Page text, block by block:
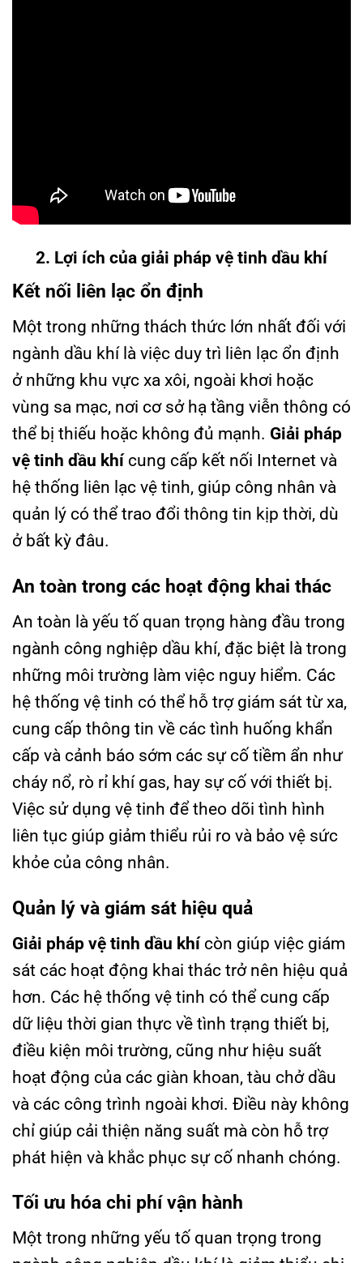
2. Lợi ích của giải pháp vệ tinh dầu khí
Kết nối liên lạc ổn định
Một trong những thách thức lớn nhất đối với
ngành dầu khí là việc duy trì liên lạc ổn định
ở những khu vực xa xôi, ngoài khơi hoặc
vùng sa mạc, nơi cơ sở hạ tầng viễn thông có
thể bị thiếu hoặc không đủ mạnh. Giải pháp
vệ tinh dầu khícung cấp kết nối Internet và
hệ thống liên lạc vệ tinh, giúp công nhân và
quản lý có thể trao đổi thông tin kịp thời, dù
ở bất kỳ đâu.
An toàn trong các hoạt động khai thác
An toàn là yếu tố quan trọng hàng đầu trong
ngành công nghiệp dầu khí, đặc biệt là trong
những môi trường làm việc nguy hiểm. Các
hệ thống vệ tinh có thể hỗ trợ giám sát từ xa,
cung cấp thông tin về các tình huống khẩn
cấp và cảnh báo sớm các sự cố tiềm ẩn như
cháy nổ, rò rỉ khí gas, hay sự cố với thiết bị.
Việc sử dụng vệ tinh để theo dõi tình hình
liên tục giúp giảm thiểu rủi ro và bảo vệ sức
khỏe của công nhân.
Quản lý và giám sát hiệu quả
Giải pháp vệ tinh dầu khícòn giúp việc giám
sát các hoạt động khai thác trở nên hiệu quả
hơn. Các hệ thống vệ tinh có thể cung cấp
dữ liệu thời gian thực về tình trạng thiết bị,
điều kiện môi trường, cũng như hiệu suất
hoạt động của các giàn khoan, tàu chở dầu
và các công trình ngoài khơi. Điều này không
chỉ giúp cải thiện năng suất mà còn hỗ trợ
phát hiện và khắc phục sự cố nhanh chóng.
Tối ưu hóa chi phí vận hành
Một trong những yếu tố quan trọng trong